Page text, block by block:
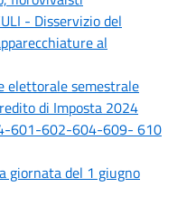
- Disservizio del
al
elettorale semestrale
di Imposta 2024
601-602-604-609- 610
giornata del 1 giugno